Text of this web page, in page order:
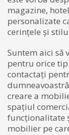
magazine,
personalizate
cerințele și
Suntem aici să
pentru orice tip
contactați
creare a
spațiul
funcționalitate
mobilier pe